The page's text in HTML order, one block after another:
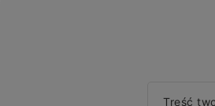
Treść